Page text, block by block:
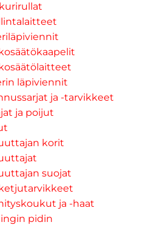
läpiviennit
ja -tarvikkeet
ja poijut
korit
suojat
ja -haat
pidin